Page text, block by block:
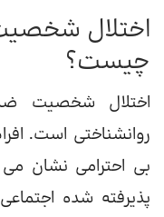
چیست؟
بی احترامی نشان می
پذیرفته شده